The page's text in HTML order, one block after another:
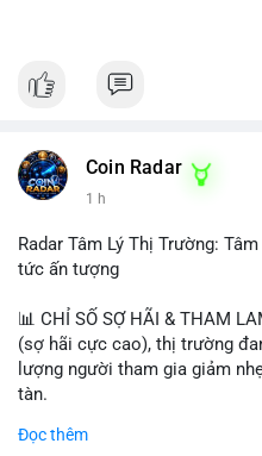
Coin Radar
1 h
Radar Tâm Lý Thị Trường:
tức ấn tượng
📊 CHỈ SỐ SỢ HÃI & THAM
(sợ hãi cực cao), thị trường
lượng người tham gia giảm
tàn.
📈 XU HƯỚNG TÌM KIẾM &
Đọc thêm